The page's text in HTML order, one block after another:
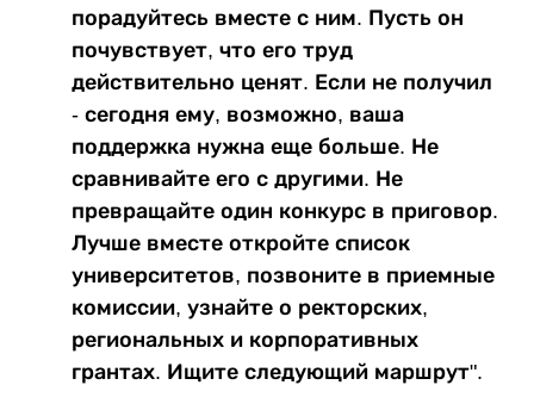
порадуйтесь вместе с ним. Пусть он
почувствует, что его труд
действительно ценят. Если не получил
- сегодня ему, возможно, ваша
поддержка нужна еще больше. Не
сравнивайте его с другими. Не
превращайте один конкурс в приговор.
Лучше вместе откройте список
университетов, позвоните в приемные
комиссии, узнайте о ректорских,
региональных и корпоративных
грантах. Ищите следующий маршрут".